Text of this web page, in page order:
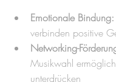
Emotionale Bindung:
verbinden positive
Networking-
Musikwahl
unterdrücken